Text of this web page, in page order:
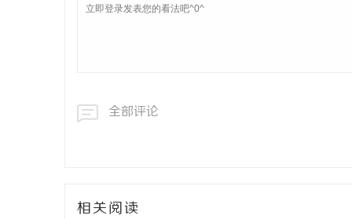
全部评论
相关阅读